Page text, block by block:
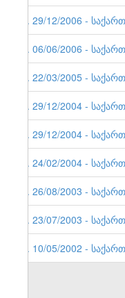
9. 29/12/2006 -
8. 06/06/2006 -
7. 22/03/2005 -
6. 29/12/2004 -
5. 29/12/2004 -
4. 24/02/2004 -
3. 26/08/2003 -
2. 23/07/2003 -
1. 10/05/2002 -